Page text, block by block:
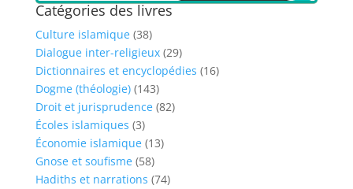
Catégories des livres
Culture islamique (38)
Dialogue inter-religieux (29)
Dictionnaires et encyclopédies (16)
Dogme (théologie) (143)
Droit et jurisprudence (82)
Écoles islamiques (3)
Économie islamique (13)
Gnose et soufisme (58)
Hadiths et narrations (74)